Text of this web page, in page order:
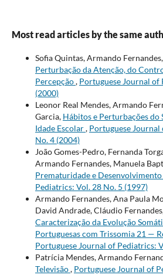
Most read articles by the same
Sofia Quintas, Armando
Perturbação da Atenção, do
Percepção, Portuguese Journal of
(2000)
Leonor Real Mendes, Armando
Garcia, Hábitos e Perturbações do
Idade Escolar, Portuguese
No. 4 (2004)
João Gomes-Pedro, Fernanda
Armando Fernandes, Manuela
Prematuridade e Desenvolvimento
Pediatrics: Vol. 28 No. 5 (1997)
Armando Fernandes, Ana Paula
David Andrade, Cláudio
Caracterização da Evolução
Portuguesas com Trissomia 21 —
Portuguese Journal of Pediatrics:
Patrícia Mendes, Armando
Televisão, Portuguese Journal of